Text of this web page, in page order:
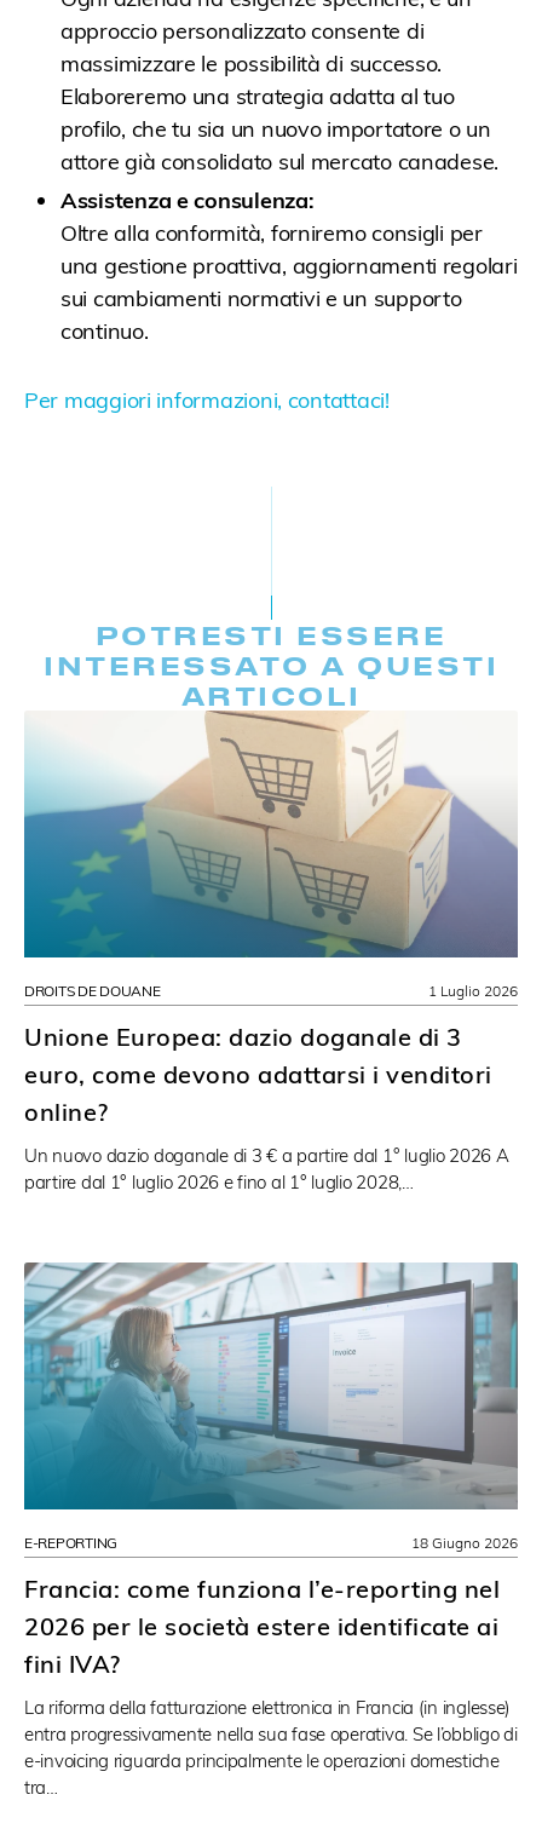
approccio personalizzato consente di
massimizzare le possibilità di successo.
Elaboreremo una strategia adatta al tuo
profilo, che tu sia un nuovo importatore o un
attore già consolidato sul mercato canadese.
Assistenza e consulenza:
Oltre alla conformità, forniremo consigli per
una gestione proattiva, aggiornamenti regolari
sui cambiamenti normativi e un supporto
continuo.
Per maggiori informazioni, contattaci!
POTRESTI ESSERE
INTERESSATO A QUESTI
ARTICOLI
DROITS DE DOUANE
Unione Europea: dazio doganale di 3
euro, come devono adattarsi i venditori
online?
Un nuovo dazio doganale di 3 € a partire dal 1° luglio 2026 A
partire dal 1° luglio 2026 e fino al 1° luglio 2028,…
1 Luglio 2026
E-REPORTING
Francia: come funziona l’e-reporting nel
2026 per le società estere identificate ai
fini IVA?
La riforma della fatturazione elettronica in Francia (in inglesse)
entra progressivamente nella sua fase operativa. Se l’obbligo di
e-invoicing riguarda principalmente le operazioni domestiche
tra…
18 Giugno 2026